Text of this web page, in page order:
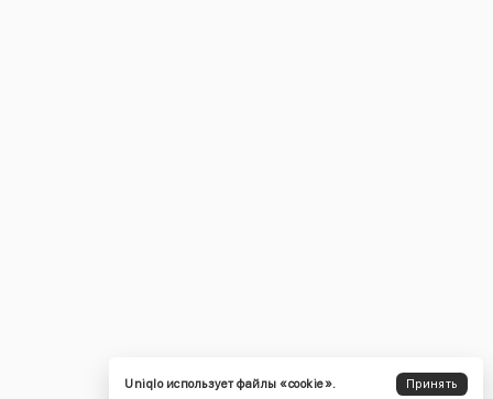
Uniqlo использует файлы «cookie».
Принять